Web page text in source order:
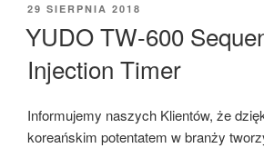
OPUBLIKOWANE
29 SIERPNIA 2018
YUDO TW-600
Injection Timer
Informujemy naszych Klientów, że
koreańskim potentatem w branży